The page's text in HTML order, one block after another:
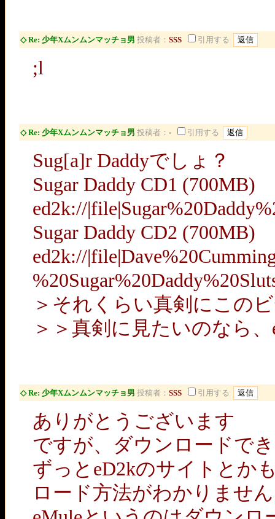
◇ Re: 少年Xムンムンマッチョ男 投稿者： SSS 引用する
;l
◇ Re: 少年Xムンムンマッチョ男 投稿者： - 引用する
Sug[a]r Daddyでしょ？
Sugar Daddy CD1 (700MB)
ed2k://
Sugar Daddy CD2 (700MB)
ed2k://
＞それくらい真剣にこの
＞＞真剣に見たいのなら
◇ Re: 少年Xムンムンマッチョ男 投稿者： SSS 引用する
ありがとうございます
ですが、ダウンロードで
ずっとeD2kのサイトとか
ロード方法がわかりません